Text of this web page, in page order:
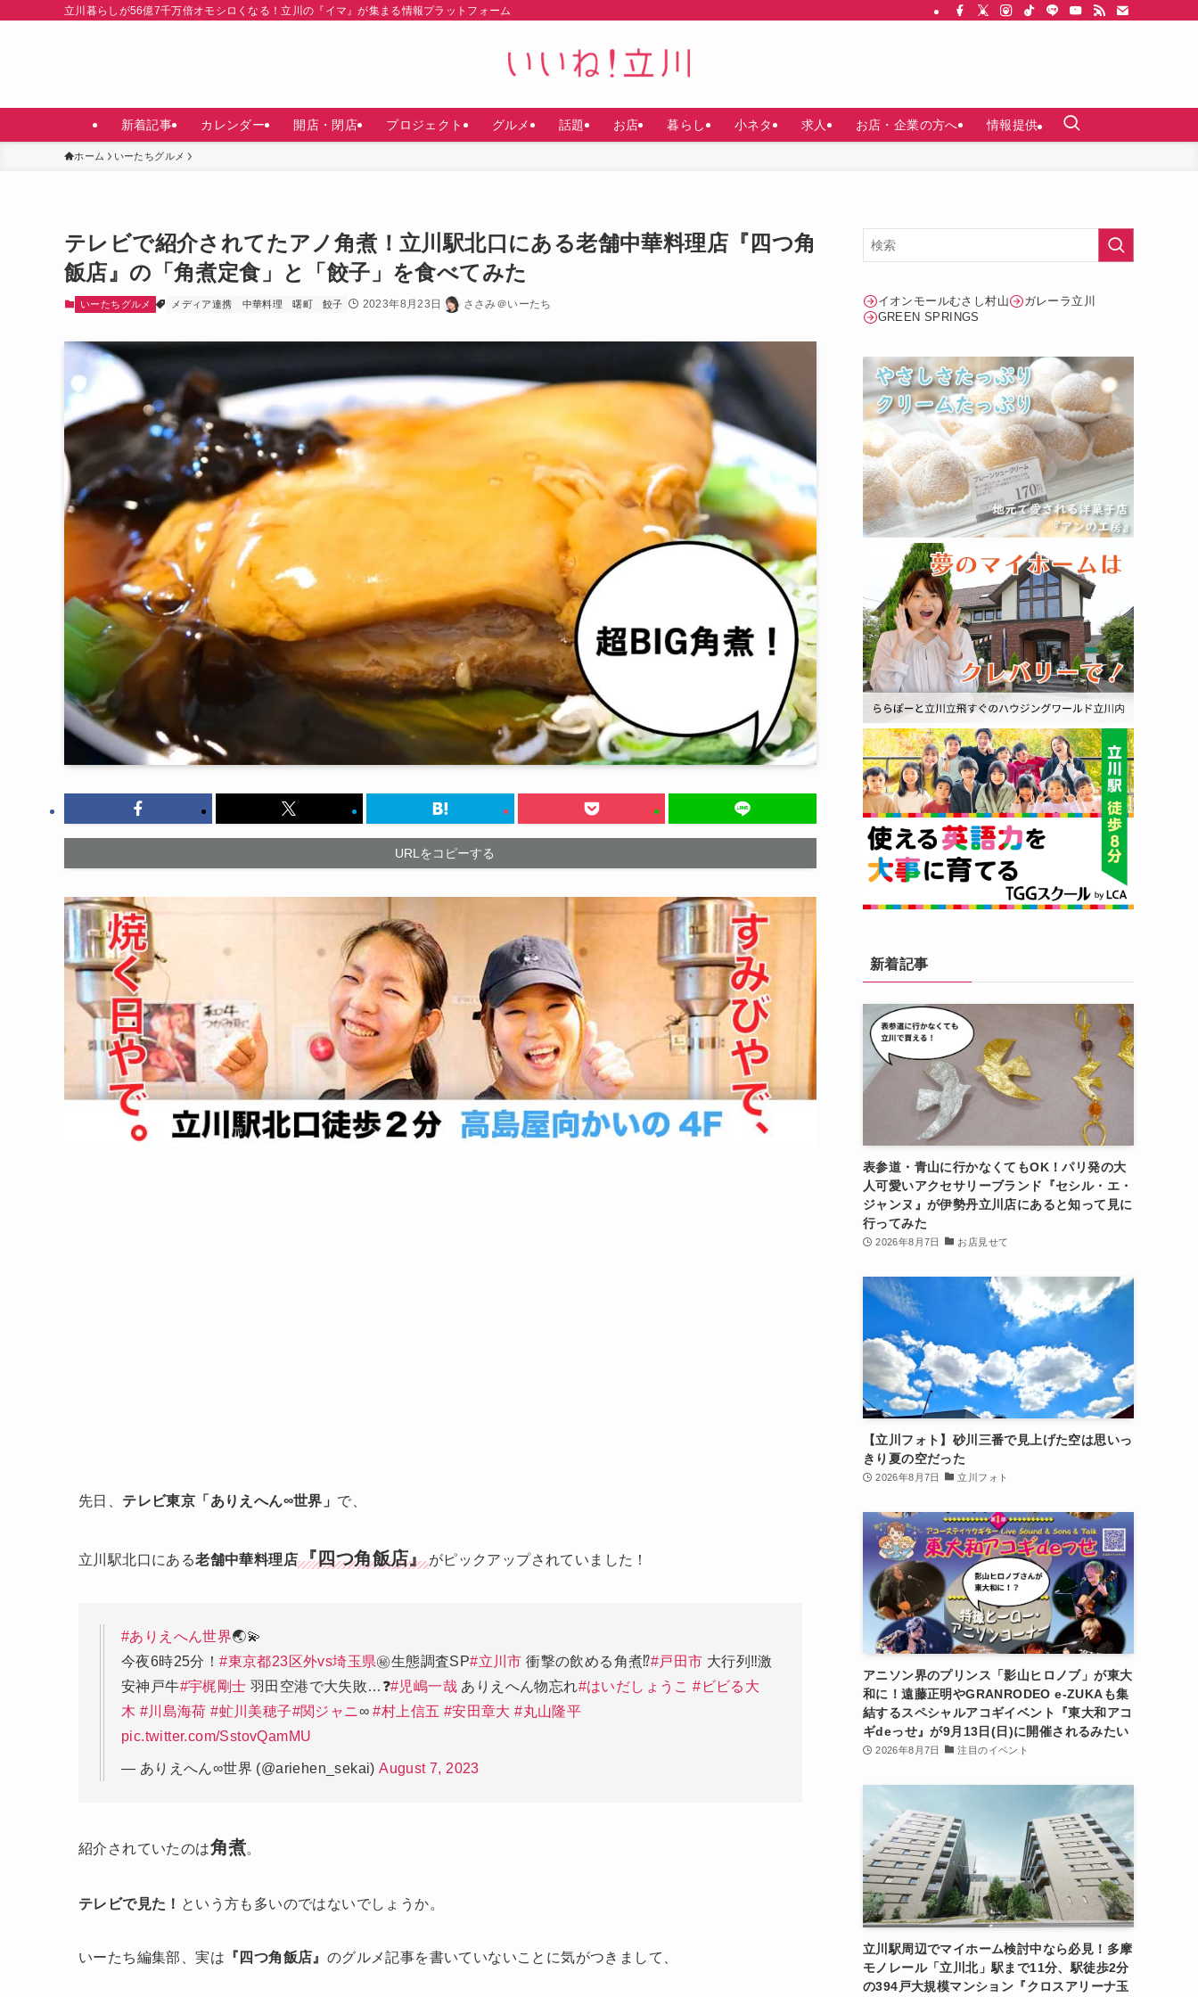
立川暮らしが56億7千万倍オモシロくなる！立川の『イマ』が集まる情報プラットフォーム
新着記事 カレンダー 開店・閉店 プロジェクト グルメ 話題 お店 暮らし 小ネタ 求人 お店・企業の方へ 情報提供
ホーム いーたちグルメ
テレビで紹介されてたアノ角煮！立川駅北口にある老舗中華料理店『四つ角
飯店』の「角煮定食」と「餃子」を食べてみた
いーたちグルメ メディア連携 中華料理 曙町 餃子 2023年8月23日 ささみ＠いーたち
URLをコピーする
先日、 テレビ東京「ありえへん∞世界」 で、
立川駅北口にある老舗中華料理店『四つ角飯店』がピックアップされていました！
#ありえへん世界🌏💫
今夜6時25分！#東京都23区外vs埼玉県㊙️生態調査SP#立川市 衝撃の飲める角煮⁉️#戸田市 大行列‼️激
安神戸牛#宇梶剛士 羽田空港で大失敗…❓#児嶋一哉 ありえへん物忘れ#はいだしょうこ #ビビる大
木 #川島海荷 #虻川美穂子#関ジャニ∞#村上信五 #安田章大 #丸山隆平
pic.twitter.com/SstovQamMU
— ありえへん∞世界 (@ariehen_sekai)August 7, 2023
紹介されていたのは角煮。
テレビで見た！ という方も多いのではないでしょうか。
いーたち編集部、実は 『四つ角飯店』 のグルメ記事を書いていないことに気がつきまして、
イオンモールむさし村山
ガレーラ立川
GREEN SPRINGS
新着記事
表参道・青山に行かなくてもOK！パリ発の大
人可愛いアクセサリーブランド『セシル・エ・
ジャンヌ』が伊勢丹立川店にあると知って見に
行ってみた
2026年8月7日 お店見せて
【立川フォト】砂川三番で見上げた空は思いっ
きり夏の空だった
2026年8月7日 立川フォト
アニソン界のプリンス「影山ヒロノブ」が東大
和に！遠藤正明やGRANRODEO e-ZUKAも集
結するスペシャルアコギイベント『東大和アコ
ギdeっせ』が9月13日(日)に開催されるみたい
2026年8月7日 注目のイベント
立川駅周辺でマイホーム検討中なら必見！多摩
モノレール「立川北」駅まで11分、駅徒歩2分
の394戸大規模マンション『クロスアリーナ玉